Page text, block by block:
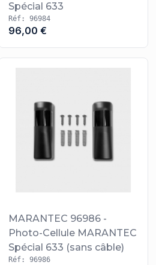
Spécial 633
Réf: 96984
96,00 €
MARANTEC 96986 -
Photo-Cellule MARANTEC
Spécial 633 (sans câble)
Réf: 96986